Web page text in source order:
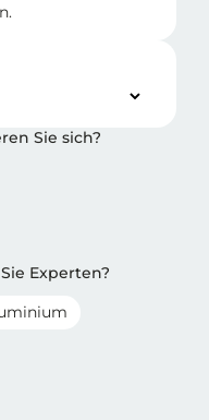
Sie sich?
Experten?